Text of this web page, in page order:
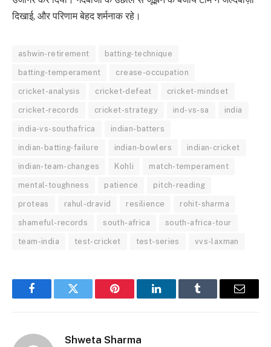
दिखाई, और परिणाम बेहद शर्मनाक रहे।
ashwin-retirement batting-technique
batting-temperament crease-occupation
cricket-analysis cricket-defeat cricket-mindset
cricket-records cricket-strategy ind-vs-sa india
india-vs-southafrica indian-batters
indian-batting-failure indian-bowlers indian-cricket
indian-team-changes Kohli match-temperament
mental-toughness patience pitch-reading
proteas rahul-dravid resilience rohit-sharma
shameful-records south-africa south-africa-tour
team-india test-cricket test-series vvs-laxman
FacebookTwitter Pinterest LinkedInTumblr Email
Shweta Sharma